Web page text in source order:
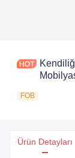
FOB
Ürün Detayları